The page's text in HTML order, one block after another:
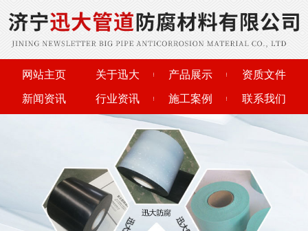
网站主页 关于迅大 产品展示 资质文件
新闻资讯 行业资讯 施工案例 联系我们